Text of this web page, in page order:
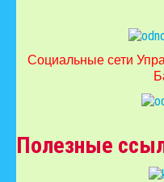
Социальные сети
Полезные